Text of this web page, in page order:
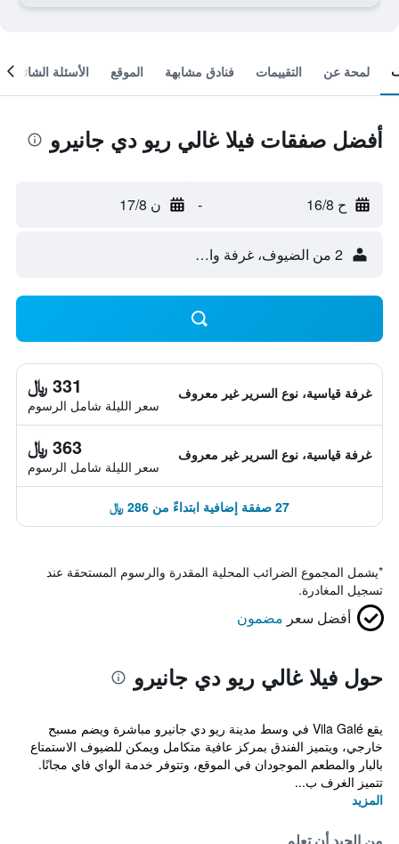
لمحة عن التقييمات فنادق مشابهة الموقع الأسئلة الشائعة
أفضل صفقات فيلا غالي ريو دي جانيرو
ح 16/8 - ن 17/8
2 من الضيوف، غرفة واحدة
غرفة قياسية، نوع السرير غير معروف 331 ﷼
سعر الليلة شامل الرسوم
غرفة قياسية، نوع السرير غير معروف 363 ﷼
سعر الليلة شامل الرسوم
27 صفقة إضافية ابتداءً من 286 ﷼
*يشمل المجموع الضرائب المحلية المقدرة والرسوم المستحقة عند
تسجيل المغادرة.
أفضل سعر مضمون
حول فيلا غالي ريو دي جانيرو
يقع Vila Galé في وسط مدينة ريو دي جانيرو مباشرة ويضم مسبح
خارجي، ويتميز الفندق بمركز عافية متكامل ويمكن للضيوف الاستمتاع
بالبار والمطعم الموجودان في الموقع، وتتوفر خدمة الواي فاي مجانًا.
تتميز الغرف ب...
المزيد
من الجيد أن تعلم